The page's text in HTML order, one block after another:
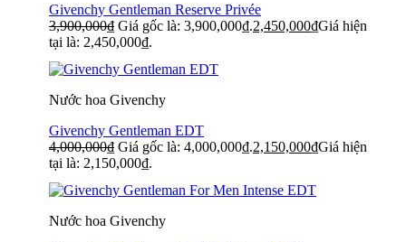
Givenchy Gentleman Reserve Privée
3,900,000₫ Giá gốc là: 3,900,000₫.2,450,000₫Giá hiện
tại là: 2,450,000₫.
Nước hoa Givenchy
Givenchy Gentleman EDT
4,000,000₫ Giá gốc là: 4,000,000₫.2,150,000₫Giá hiện
tại là: 2,150,000₫.
Nước hoa Givenchy